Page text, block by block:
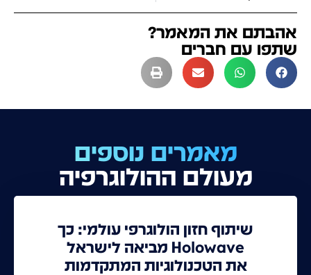
אהבתם את המאמר?
שתפו עם חברים
מאמרים נוספים
מעולם ההולוגרפיה
שיתוף חזון הולוגרפי עולמי: כך
Holowave מביאה לישראל
את הטכנולוגיות המתקדמות